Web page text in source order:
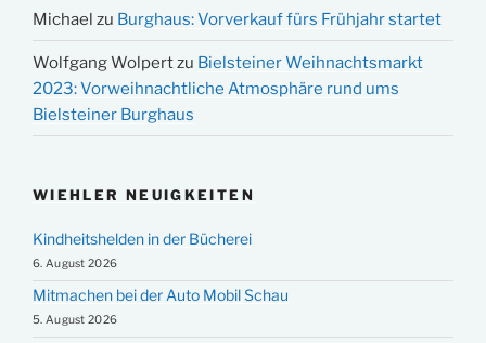
Michael zu Burghaus: Vorverkauf fürs Frühjahr startet
Wolfgang Wolpertzu Bielsteiner Weihnachtsmarkt
2023: Vorweihnachtliche Atmosphäre rund ums
Bielsteiner Burghaus
WIEHLER NEUIGKEITEN
Kindheitshelden in der Bücherei
6. August 2026
Mitmachen bei der Auto Mobil Schau
5. August 2026